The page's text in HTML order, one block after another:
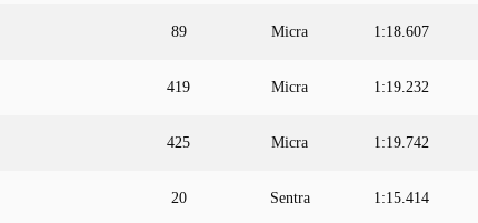
89 Micra 1:18.607
419 Micra 1:19.232
425 Micra 1:19.742
20 Sentra 1:15.414